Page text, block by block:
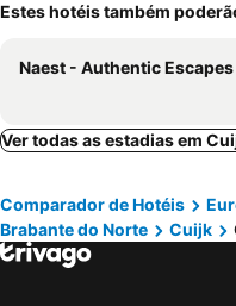
Estes hotéis também
Naest - Authentic Escapes City House Nijmegen
Ver todas as estadias em
Comparador de Hotéis
Brabante do Norte
Cuijk